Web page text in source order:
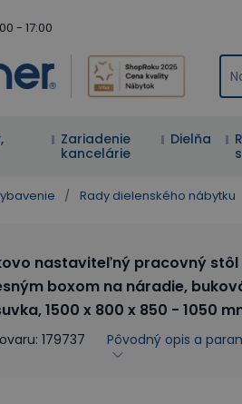
- 17:00
Zariadenie
kancelárie
Dielňa
/ Rady dielenského nábytku
nastaviteľný pracovný stôl
boxom na náradie,
1500 x 800 x 850 - 1050
: 179737 Pôvodný opis a